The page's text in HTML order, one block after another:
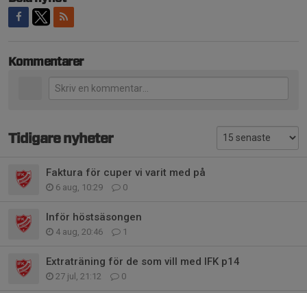
Kommentarer
Tidigare nyheter
Faktura för cuper vi varit med på
6 aug, 10:29 0
Inför höstsäsongen
4 aug, 20:46 1
Extraträning för de som vill med IFK p14
27 jul, 21:12 0